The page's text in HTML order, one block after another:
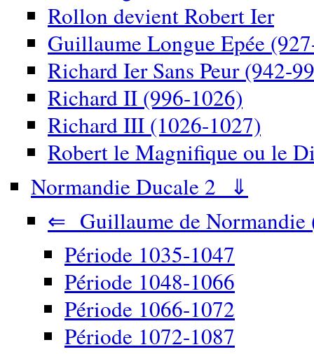
Rollon devient Robert Ier
Guillaume Longue Epée
Richard Ier Sans Peur (942-
Richard II (996-1026)
Richard III (1026-1027)
Robert le Magnifique ou le
Normandie Ducale 2 ⇓
⇐ Guillaume de Normandie
Période 1035-1047
Période 1048-1066
Période 1066-1072
Période 1072-1087